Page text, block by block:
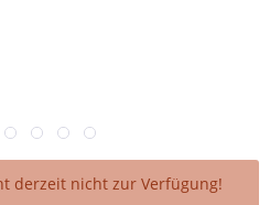
derzeit nicht zur Verfügung!